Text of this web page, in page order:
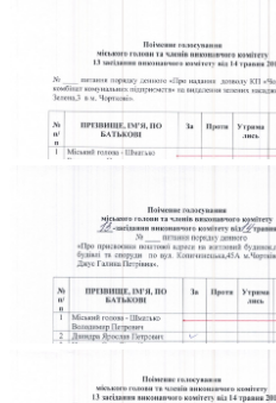
golos-vukonkom-_0007
golos-vukonkom-_0011